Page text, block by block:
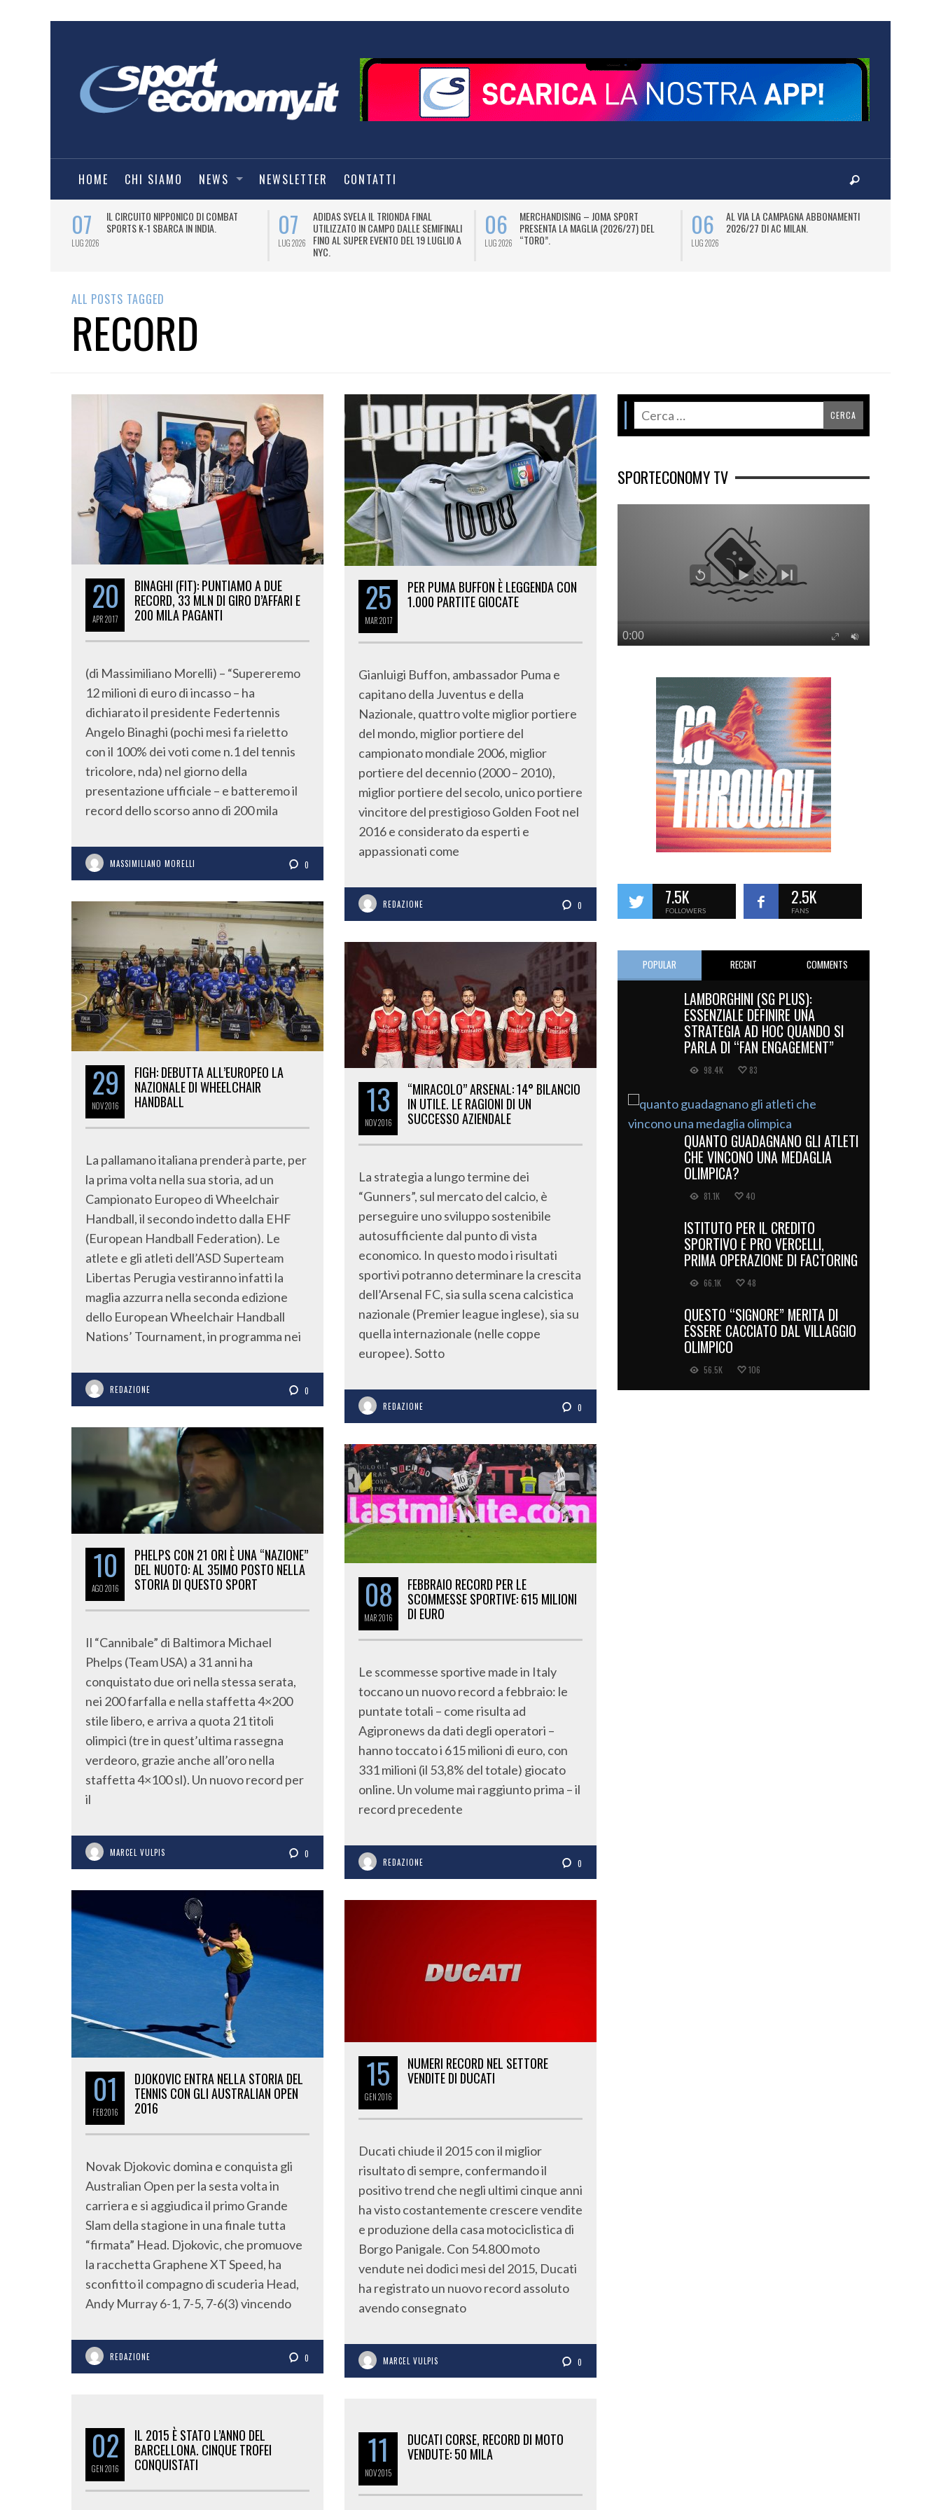
HOME CHI SIAMO NEWS NEWSLETTER CONTATTI
07
LUG 2026
IL CIRCUITO NIPPONICO DI COMBAT
SPORTS K-1 SBARCA IN INDIA.
07
LUG 2026
ADIDAS SVELA IL TRIONDA FINAL
UTILIZZATO IN CAMPO DALLE SEMIFINALI
FINO AL SUPER EVENTO DEL 19 LUGLIO A
NYC.
06
LUG 2026
MERCHANDISING – JOMA SPORT
PRESENTA LA MAGLIA (2026/27) DEL
“TORO”.
06
LUG 2026
AL VIA LA CAMPAGNA ABBONAMENTI
2026/27 DI AC MILAN.
ALL POSTS TAGGED
RECORD
20
APR2017
BINAGHI (FIT): PUNTIAMO A DUE
RECORD, 33 MLN DI GIRO D’AFFARI E
200 MILA PAGANTI
(di Massimiliano Morelli) – “Supereremo
12 milioni di euro di incasso – ha
dichiarato il presidente Federtennis
Angelo Binaghi (pochi mesi fa rieletto
con il 100% dei voti come n.1 del tennis
tricolore, nda) nel giorno della
presentazione ufficiale – e batteremo il
record dello scorso anno di 200 mila
MASSIMILIANO MORELLI 0
25
MAR2017
PER PUMA BUFFON È LEGGENDA CON
1.000 PARTITE GIOCATE
Gianluigi Buffon, ambassador Puma e
capitano della Juventus e della
Nazionale, quattro volte miglior portiere
del mondo, miglior portiere del
campionato mondiale 2006, miglior
portiere del decennio (2000 – 2010),
miglior portiere del secolo, unico portiere
vincitore del prestigioso Golden Foot nel
2016 e considerato da esperti e
appassionati come
REDAZIONE 0
29
NOV2016
FIGH: DEBUTTA ALL’EUROPEO LA
NAZIONALE DI WHEELCHAIR
HANDBALL
La pallamano italiana prenderà parte, per
la prima volta nella sua storia, ad un
Campionato Europeo di Wheelchair
Handball, il secondo indetto dalla EHF
(European Handball Federation). Le
atlete e gli atleti dell’ASD Superteam
Libertas Perugia vestiranno infatti la
maglia azzurra nella seconda edizione
dello European Wheelchair Handball
Nations’ Tournament, in programma nei
REDAZIONE 0
13
NOV2016
“MIRACOLO” ARSENAL: 14° BILANCIO
IN UTILE. LE RAGIONI DI UN
SUCCESSO AZIENDALE
La strategia a lungo termine dei
“Gunners”, sul mercato del calcio, è
perseguire uno sviluppo sostenibile
autosufficiente dal punto di vista
economico. In questo modo i risultati
sportivi potranno determinare la crescita
dell’Arsenal FC, sia sulla scena calcistica
nazionale (Premier league inglese), sia su
quella internazionale (nelle coppe
europee). Sotto
REDAZIONE 0
10
AGO2016
PHELPS CON 21 ORI È UNA “NAZIONE”
DEL NUOTO: AL 35IMO POSTO NELLA
STORIA DI QUESTO SPORT
Il “Cannibale” di Baltimora Michael
Phelps (Team USA) a 31 anni ha
conquistato due ori nella stessa serata,
nei 200 farfalla e nella staffetta 4×200
stile libero, e arriva a quota 21 titoli
olimpici (tre in quest’ultima rassegna
verdeoro, grazie anche all’oro nella
staffetta 4×100 sl). Un nuovo record per
il
MARCEL VULPIS 0
08
MAR2016
FEBBRAIO RECORD PER LE
SCOMMESSE SPORTIVE: 615 MILIONI
DI EURO
Le scommesse sportive made in Italy
toccano un nuovo record a febbraio: le
puntate totali – come risulta ad
Agipronews da dati degli operatori –
hanno toccato i 615 milioni di euro, con
331 milioni (il 53,8% del totale) giocato
online. Un volume mai raggiunto prima – il
record precedente
REDAZIONE 0
01
FEB2016
DJOKOVIC ENTRA NELLA STORIA DEL
TENNIS CON GLI AUSTRALIAN OPEN
2016
Novak Djokovic domina e conquista gli
Australian Open per la sesta volta in
carriera e si aggiudica il primo Grande
Slam della stagione in una finale tutta
“firmata” Head. Djokovic, che promuove
la racchetta Graphene XT Speed, ha
sconfitto il compagno di scuderia Head,
Andy Murray 6-1, 7-5, 7-6(3) vincendo
REDAZIONE 0
15
GEN2016
NUMERI RECORD NEL SETTORE
VENDITE DI DUCATI
Ducati chiude il 2015 con il miglior
risultato di sempre, confermando il
positivo trend che negli ultimi cinque anni
ha visto costantemente crescere vendite
e produzione della casa motociclistica di
Borgo Panigale. Con 54.800 moto
vendute nei dodici mesi del 2015, Ducati
ha registrato un nuovo record assoluto
avendo consegnato
MARCEL VULPIS 0
02
GEN2016
IL 2015 È STATO L’ANNO DEL
BARCELLONA. CINQUE TROFEI
CONQUISTATI
11
NOV2015
DUCATI CORSE, RECORD DI MOTO
VENDUTE: 50 MILA
SPORTECONOMY TV
7.5K
FOLLOWERS
2.5K
FANS
POPULAR RECENT COMMENTS
LAMBORGHINI (SG PLUS):
ESSENZIALE DEFINIRE UNA
STRATEGIA AD HOC QUANDO SI
PARLA DI “FAN ENGAGEMENT”
98.4K 83
QUANTO GUADAGNANO GLI ATLETI
CHE VINCONO UNA MEDAGLIA
OLIMPICA?
81.1K 40
ISTITUTO PER IL CREDITO
SPORTIVO E PRO VERCELLI,
PRIMA OPERAZIONE DI FACTORING
66.1K 48
QUESTO “SIGNORE” MERITA DI
ESSERE CACCIATO DAL VILLAGGIO
OLIMPICO
56.5K 106